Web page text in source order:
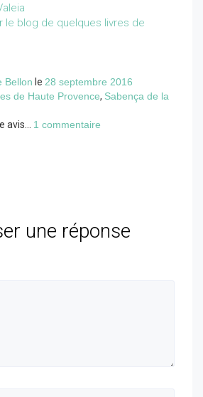
le blog de quelques livres de
Bellon le 28 septembre 2016
de Haute Provence, Sabença de la
avis... 1 commentaire
une réponse